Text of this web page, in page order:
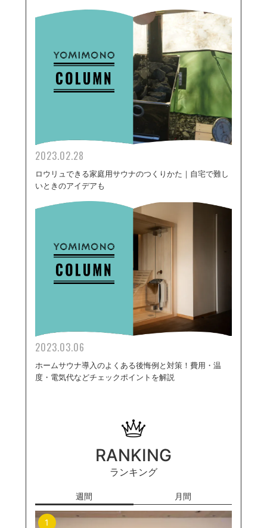
2023.02.28
ロウリュできる家庭用サウナのつくりかた｜自宅で難し
いときのアイデアも
2023.03.06
ホームサウナ導入のよくある後悔例と対策！費用・温
度・電気代などチェックポイントを解説
RANKING
ランキング
週間 月間